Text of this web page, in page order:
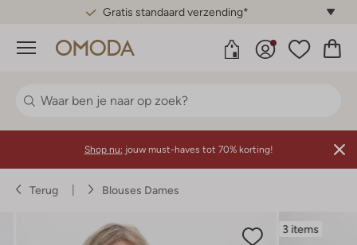
Gratis standaard verzending*
Menu
Shop nu: jouw must-haves tot 70% korting!
Terug Blouses Dames
3 items